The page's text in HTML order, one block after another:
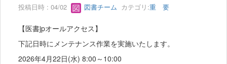
投稿日時 : 04/02 図書チーム カテゴリ:重 要
【医書jpオールアクセス】
下記日時にメンテナンス作業を実施いたします。
2026年4月22日(水) 8:00～10:00